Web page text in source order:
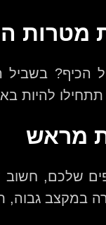
מטרות
הכיף?
להיות
מראש
שלכם, חשוב
במקצב